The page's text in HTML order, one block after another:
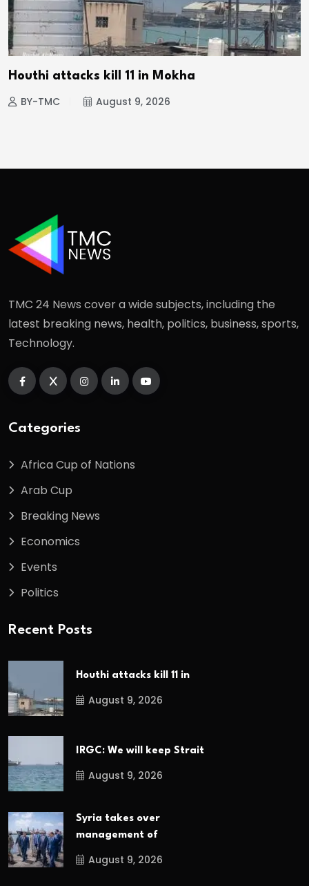
Houthi attacks kill 11 in Mokha
BY-TMC August 9, 2026
TMC 24 News cover a wide subjects, including the
latest breaking news, health, politics, business, sports,
Technology.
Categories
Africa Cup of Nations
Arab Cup
Breaking News
Economics
Events
Politics
Recent Posts
Houthi attacks kill 11 in
August 9, 2026
IRGC: We will keep Strait
August 9, 2026
Syria takes over
management of
August 9, 2026